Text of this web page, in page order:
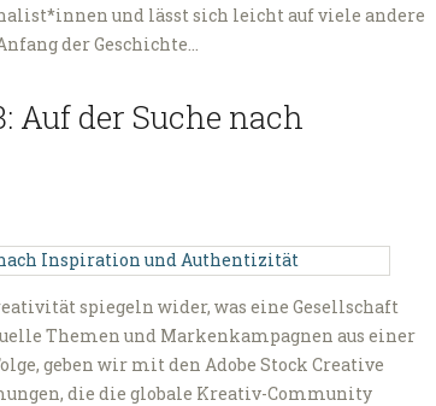
und lässt sich leicht auf viele andere
der Geschichte…
Auf der Suche nach
spiegeln wider, was eine Gesellschaft
Themen und Markenkampagnen aus einer
geben wir mit den Adobe Stock Creative
die die globale Kreativ-Community